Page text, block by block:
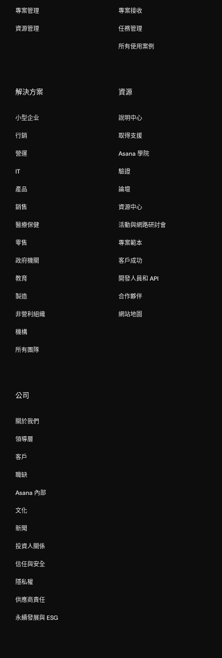
專案管理
資源管理
專案接收
任務管理
所有使用案例
解決方案
小型企业
行銷
營運
IT
產品
銷售
醫療保健
零售
政府機關
教育
製造
非營利組織
機構
所有團隊
資源
說明中心
取得支援
Asana 學院
驗證
論壇
資源中心
活動與網路研討會
專案範本
客戶成功
開發人員和 API
合作夥伴
網站地圖
公司
關於我們
領導層
客戶
職缺
Asana 內部
文化
新聞
投資人關係
信任與安全
隱私權
供應商責任
永續發展與 ESG